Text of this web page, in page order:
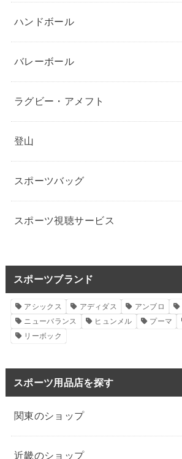
ハンドボール
バレーボール
ラグビー・アメフト
登山
スポーツバッグ
スポーツ視聴サービス
スポーツブランド
アシックス アディダス アンブロ
ニューバランス
ヒュンメル プーマ
リーボック
スポーツ用品店を探す
関東のショップ
近畿のショップ